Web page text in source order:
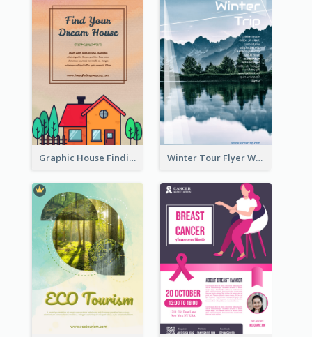
Graphic House Finding Flyer In Warm Colour Tone Winter Tour Flyer With Photo Of Snow Mountain